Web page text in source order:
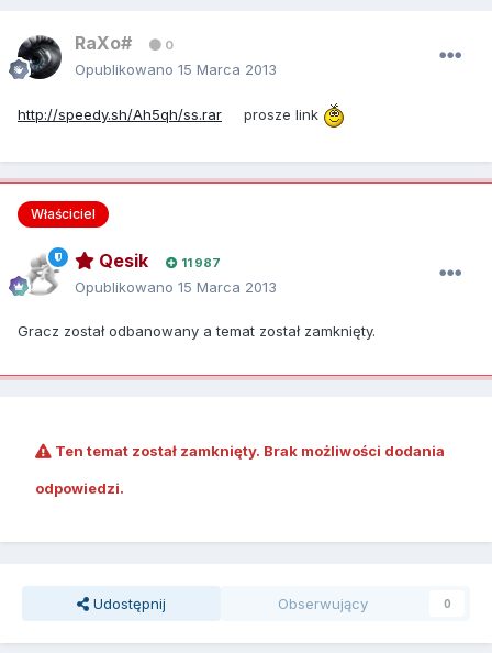
RaXo# 0
Opublikowano 15 Marca 2013
http://speedy.sh/Ah5qh/ss.rar prosze link
Właściciel
Qesik 11 987
Opublikowano 15 Marca 2013
Gracz został odbanowany a temat został zamknięty.
Ten temat został zamknięty. Brak możliwości dodania
odpowiedzi.
Udostępnij Obserwujący 0